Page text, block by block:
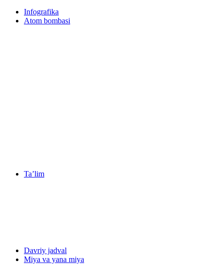
Infografika
Atom bombasi
Ta’lim
Davriy jadval
Miya va yana miya